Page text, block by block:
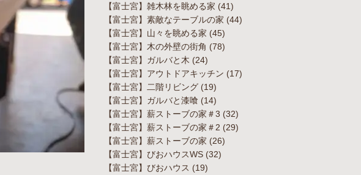
【富士宮】雑木林を眺める家 (41)
【富士宮】素敵なテーブルの家 (44)
【富士宮】山々を眺める家 (45)
【富士宮】木の外壁の街角 (78)
【富士宮】ガルバと木 (24)
【富士宮】アウトドアキッチン (17)
【富士宮】二階リビング (19)
【富士宮】ガルバと漆喰 (14)
【富士宮】薪ストーブの家＃3 (32)
【富士宮】薪ストーブの家＃2 (29)
【富士宮】薪ストーブの家 (26)
【富士宮】びおハウスWS (32)
【富士宮】びおハウス (19)